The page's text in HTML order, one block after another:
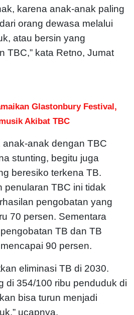
karena anak-anak paling
orang dewasa melalui
atau bersin yang
TBC,” kata Retno, Jumat
Glastonbury Festival,
Akibat TBC
anak dengan TBC
stunting, begitu juga
beresiko terkena TB.
penularan TBC ini tidak
pengobatan yang
70 persen. Sementara
TB dan TB
90 persen.
eliminasi TB di 2030.
di 354/100 ribu penduduk di
bisa turun menjadi
ucapnya.